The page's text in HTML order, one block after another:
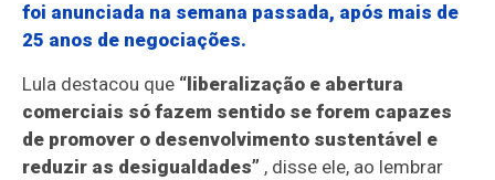
foi anunciada na semana passada, após mais de
25 anos de negociações.
Lula destacou que “liberalização e abertura
comerciais só fazem sentido se forem capazes
de promover o desenvolvimento sustentável e
reduzir as desigualdades” , disse ele, ao lembrar